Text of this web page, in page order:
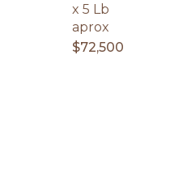
x 5 Lb
aprox
$72,500